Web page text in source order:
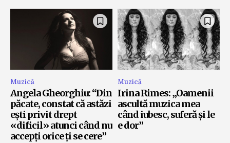
Muzică
Angela Gheorghiu: “Din
păcate, constat că astăzi
ești privit drept
«dificil» atunci când nu
accepți orice ți se cere”
Muzică
Irina Rimes: „Oamenii
ascultă muzica mea
când iubesc, suferă și le
e dor”